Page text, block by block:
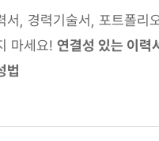
서, 경력기술서, 포트폴리
마세요! 연결성 있는 이력
법